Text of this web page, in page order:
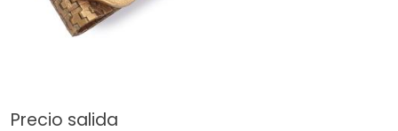
Precio salida